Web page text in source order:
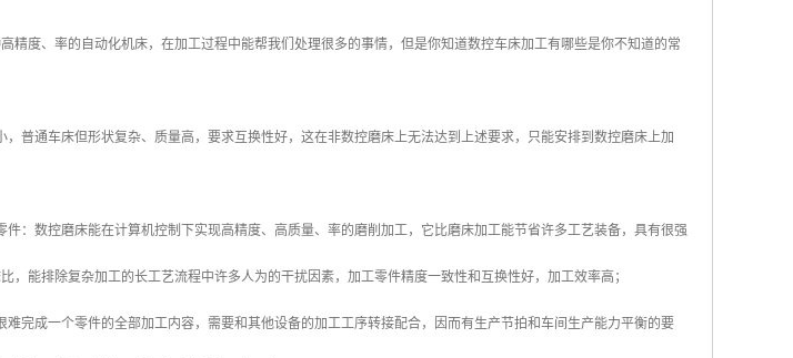
精度、率的自动化机床，在加工过程中能帮我们处理很多的事情，但是你知道数控车床加工有哪些是你不知道的常
普通车床但形状复杂、质量高，要求互换性好，这在非数控磨床上无法达到上述要求，只能安排到数控磨床上加
：数控磨床能在计算机控制下实现高精度、高质量、率的磨削加工，它比磨床加工能节省许多工艺装备，具有很强
，能排除复杂加工的长工艺流程中许多人为的干扰因素，加工零件精度一致性和互换性好，加工效率高；
完成一个零件的全部加工内容，需要和其他设备的加工工序转接配合，因而有生产节拍和车间生产能力平衡的要